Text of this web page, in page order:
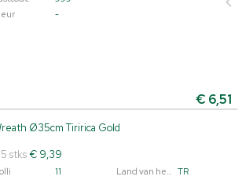
-
€ 6,51
Ø35cm Tiririca Gold
stks€ 9,39
11
TR
Tiririca Gold
zijn om te kunnen kopen.